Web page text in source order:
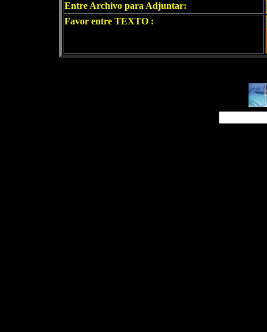
Entre Archivo para Adjuntar:
Favor entre TEXTO :